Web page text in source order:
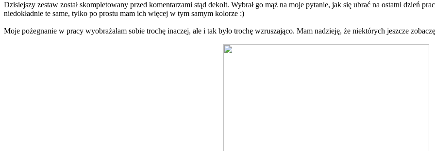
Dzisiejszy zestaw został skompletowany przed komentarzami stąd dekolt. Wybrał go mąż na moje pytanie, jak się ubrać na ostatni dzień
niedokładnie te same, tylko po prostu mam ich więcej w tym samym kolorze :)
Moje pożegnanie w pracy wyobrażałam sobie trochę inaczej, ale i tak było trochę wzruszająco. Mam nadzieję, że niektórych jeszcze